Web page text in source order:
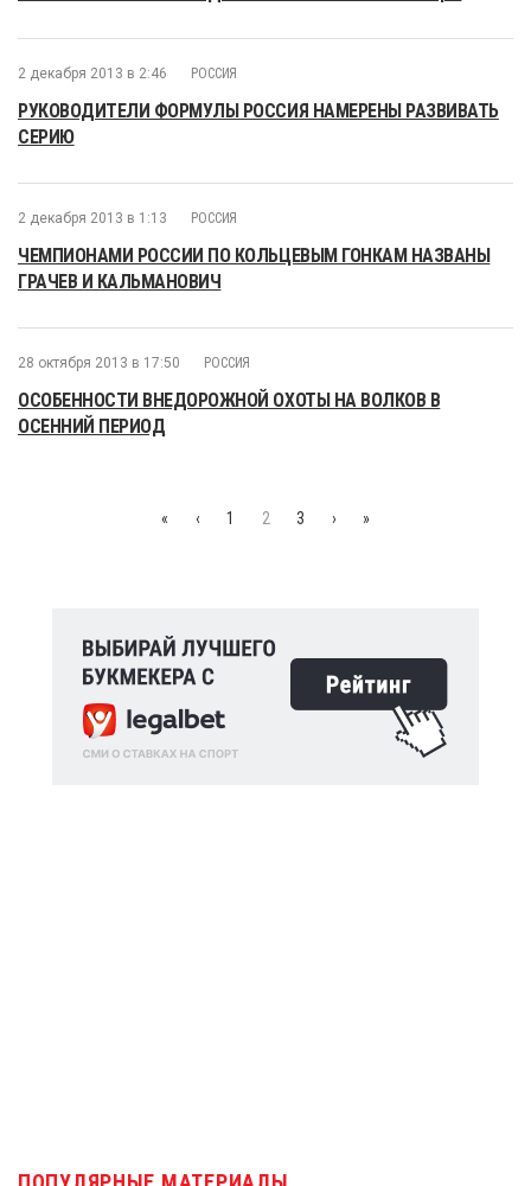
2 декабря 2013 в 2:46 РОССИЯ
РУКОВОДИТЕЛИ ФОРМУЛЫ РОССИЯ НАМЕРЕНЫ РАЗВИВАТЬ
СЕРИЮ
2 декабря 2013 в 1:13 РОССИЯ
ЧЕМПИОНАМИ РОССИИ ПО КОЛЬЦЕВЫМ ГОНКАМ НАЗВАНЫ
ГРАЧЕВ И КАЛЬМАНОВИЧ
28 октября 2013 в 17:50 РОССИЯ
ОСОБЕННОСТИ ВНЕДОРОЖНОЙ ОХОТЫ НА ВОЛКОВ В
ОСЕННИЙ ПЕРИОД
« ‹ 1 2 3 › »